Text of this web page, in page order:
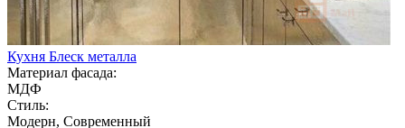
Кухня Блеск металла
Материал фасада:
МДФ
Стиль:
Модерн, Современный